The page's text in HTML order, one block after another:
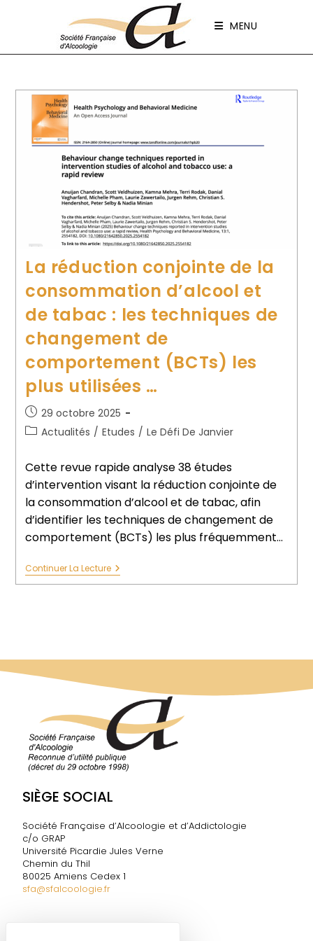
Panneau de gestion des cookies
MENU
La réduction conjointe de la
consommation d’alcool et
de tabac : les techniques de
changement de
comportement (BCTs) les
plus utilisées …
29 octobre 2025
Actualités / Etudes / Le Défi De Janvier
Cette revue rapide analyse 38 études
d’intervention visant la réduction conjointe de
la consommation d’alcool et de tabac, afin
d’identifier les techniques de changement de
comportement (BCTs) les plus fréquemment…
Continuer La Lecture
SIÈGE SOCIAL
Société Française d’Alcoologie et d’Addictologie
c/o GRAP
Université Picardie Jules Verne
Chemin du Thil
80025 Amiens Cedex 1
sfa@sfalcoologie.fr